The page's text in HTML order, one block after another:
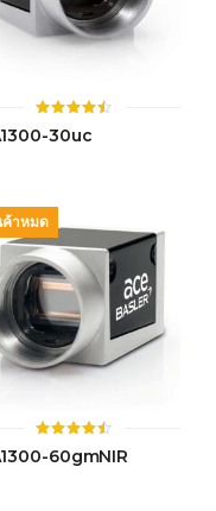
ให้
คะแนน
30uc
าหมด
ให้
คะแนน
60gmNIR